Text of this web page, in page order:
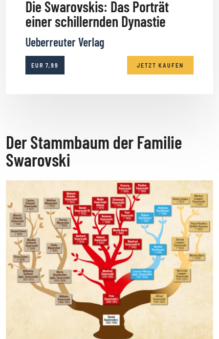
Die Swarovskis: Das Porträt
einer schillernden Dynastie
Ueberreuter Verlag
EUR 7,99 JETZT KAUFEN
Der Stammbaum der Familie
Swarovski